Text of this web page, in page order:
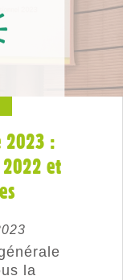
2023 :
2022 et
la